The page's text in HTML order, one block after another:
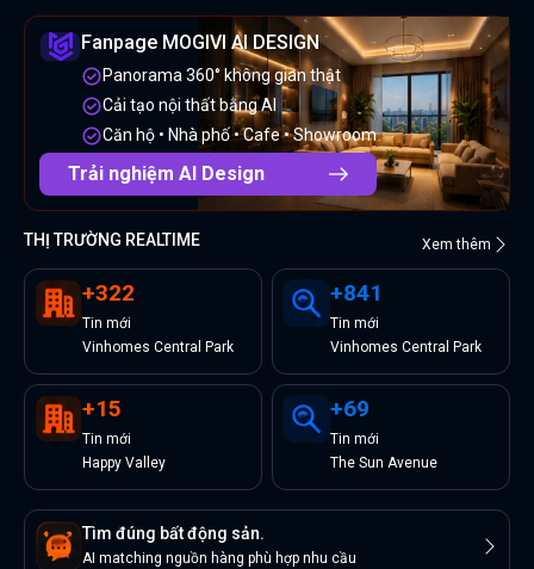
Fanpage MOGIVI AI DESIGN
Panorama 360° không gian thật
Cải tạo nội thất bằng AI
Căn hộ • Nhà phố • Cafe • Showroom
Trải nghiệm AI Design
THỊ TRƯỜNG REALTIME Xem thêm
+322
Tin mới
Vinhomes Central Park
+841
Tin mới
Vinhomes Central Park
+15
Tin mới
Happy Valley
+69
Tin mới
The Sun Avenue
Tìm đúng bất động sản.
AI matching nguồn hàng phù hợp nhu cầu